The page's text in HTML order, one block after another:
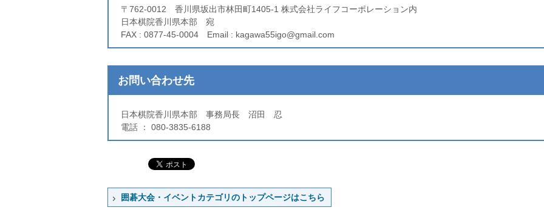
〒762-0012 香川県坂出市林田町1405-1 株式会社ライフコーポレーション内
日本棋院香川県本部 宛
FAX : 0877-45-0004 Email : kagawa55igo@gmail.com
お問い合わせ先
日本棋院香川県本部 事務局長 沼田 忍
電話 ： 080-3835-6188
囲碁大会・イベントカテゴリのトップページはこちら